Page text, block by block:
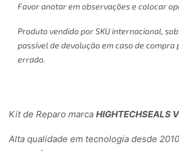
Favor anotar em observações e colocar
Produto vendido por SKU internacional,
passível de devolução em caso de compra
errado.
Kit de Reparo marca HIGHTECHSEALS
Alta qualidade em tecnologia desde